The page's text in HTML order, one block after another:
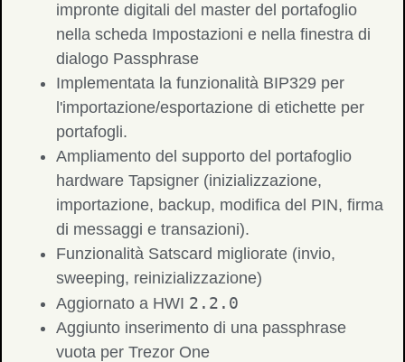
impronte digitali del master del portafoglio
nella scheda Impostazioni e nella finestra di
dialogo Passphrase
Implementata la funzionalità BIP329 per
l'importazione/esportazione di etichette per
portafogli.
Ampliamento del supporto del portafoglio
hardware Tapsigner (inizializzazione,
importazione, backup, modifica del PIN, firma
di messaggi e transazioni).
Funzionalità Satscard migliorate (invio,
sweeping, reinizializzazione)
Aggiornato a HWI 2.2.0
Aggiunto inserimento di una passphrase
vuota per Trezor One